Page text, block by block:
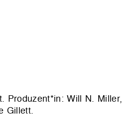
Produzent*in: Will N. Miller,
Gillett.